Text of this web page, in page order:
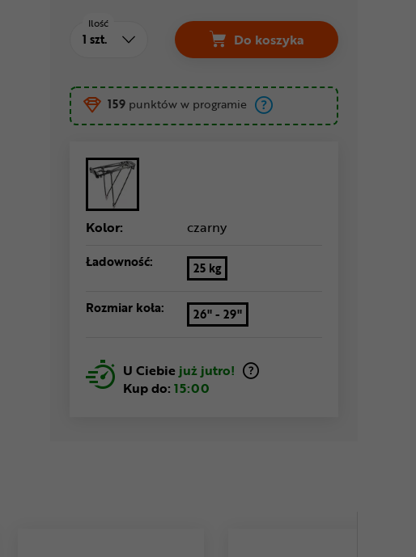
Ilość
Do koszyka
159 punktów w programie
Kolor: czarny
Ładowność: 25 kg
Rozmiar koła: 26" - 29"
U Ciebie już jutro!
Kup do: 15:00